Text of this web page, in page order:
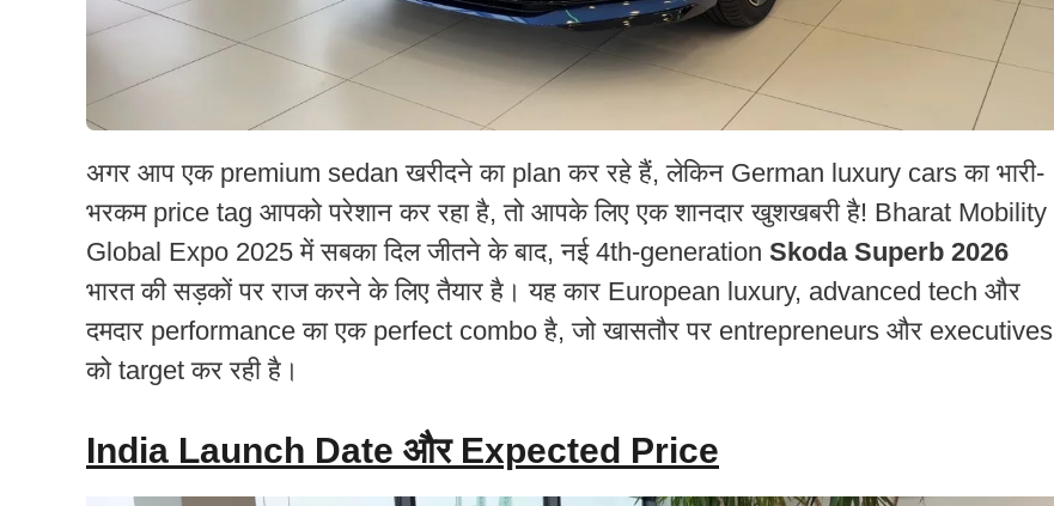
अगर आप एक premium sedan खरीदने का plan कर रहे हैं, लेकिन German luxury cars का भारी-
भरकम price tag आपको परेशान कर रहा है, तो आपके लिए एक शानदार खुशखबरी है! Bharat Mobility
Global Expo 2025 में सबका दिल जीतने के बाद, नई 4th-generation Skoda Superb 2026
भारत की सड़कों पर राज करने के लिए तैयार है। यह कार European luxury, advanced tech और
दमदार performance का एक perfect combo है, जो खासतौर पर entrepreneurs और executives
को target कर रही है।
India Launch Date और Expected Price